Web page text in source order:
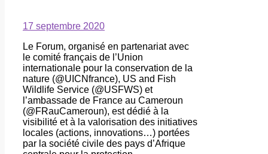
17 septembre 2020
Le Forum, organisé en partenariat avec
le comité français de l’Union
internationale pour la conservation de la
nature (@UICNfrance), US and Fish
Wildlife Service (@USFWS) et
l’ambassade de France au Cameroun
(@FRauCameroun), est dédié à la
visibilité et à la valorisation des initiatives
locales (actions, innovations…) portées
par la société civile des pays d’Afrique